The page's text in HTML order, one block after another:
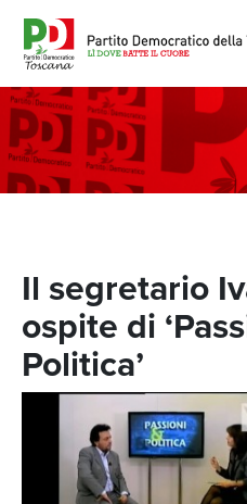
Il segretario
ospite di
Politica’